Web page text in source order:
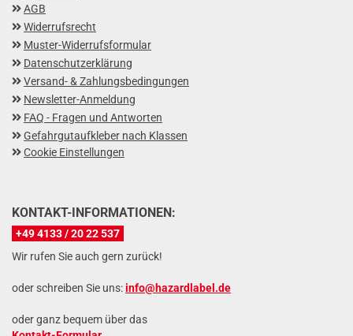
AGB
Widerrufsrecht
Muster-Widerrufsformular
Datenschutzerklärung
Versand- & Zahlungsbedingungen
Newsletter-Anmeldung
FAQ - Fragen und Antworten
Gefahrgutaufkleber nach Klassen
Cookie Einstellungen
KONTAKT-INFORMATIONEN:
+49 4133 / 20 22 537
Wir rufen Sie auch gern zurück!
oder schreiben Sie uns:info@hazardlabel.de
oder ganz bequem über das